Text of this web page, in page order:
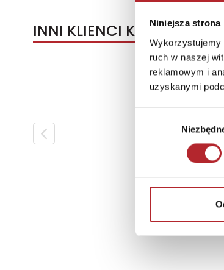
Niniejsza
Wykorzystujemy
ruch w naszej
reklamowym i
uzyskanymi
INNI KLIENCI KUPOWALI